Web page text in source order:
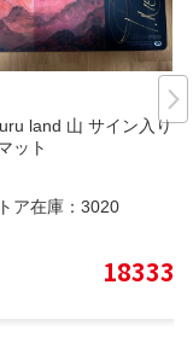
land 山 サイン入り
ット
ア在庫： 3020
18333